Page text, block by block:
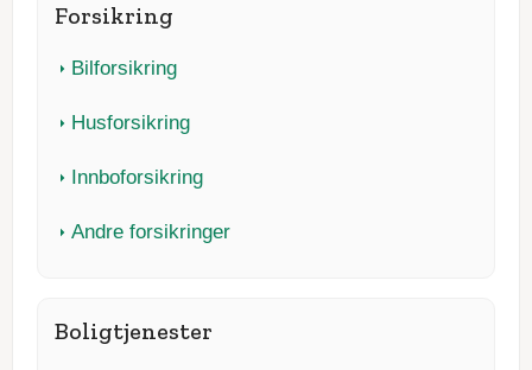
Forsikring
Bilforsikring
Husforsikring
Innboforsikring
Andre forsikringer
Boligtjenester